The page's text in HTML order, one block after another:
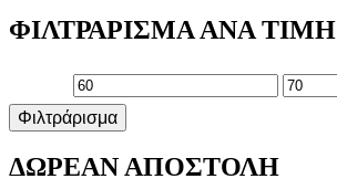
ΦΙΛΤΡΑΡΙΣΜΑ ΑΝΑ ΤΙΜΗ
Ελάχιστη
τιμή
Μέγιστη
Φιλτράρισμα
ΔΩΡΕΑΝ ΑΠΟΣΤΟΛΗ